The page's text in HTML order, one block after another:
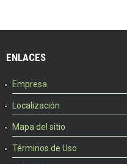
ENLACES
Empresa
Localización
Mapa del sitio
Términos de Uso